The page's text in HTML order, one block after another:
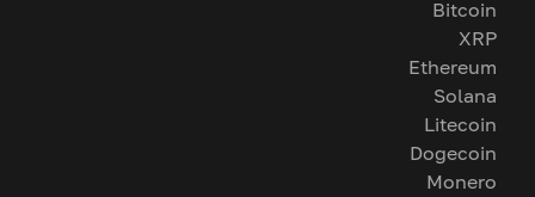
Bitcoin
XRP
Ethereum
Solana
Litecoin
Dogecoin
Monero